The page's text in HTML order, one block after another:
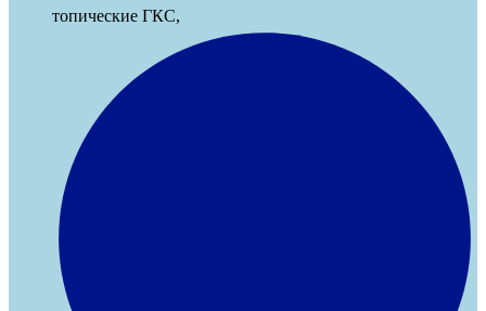
топические ГКС,